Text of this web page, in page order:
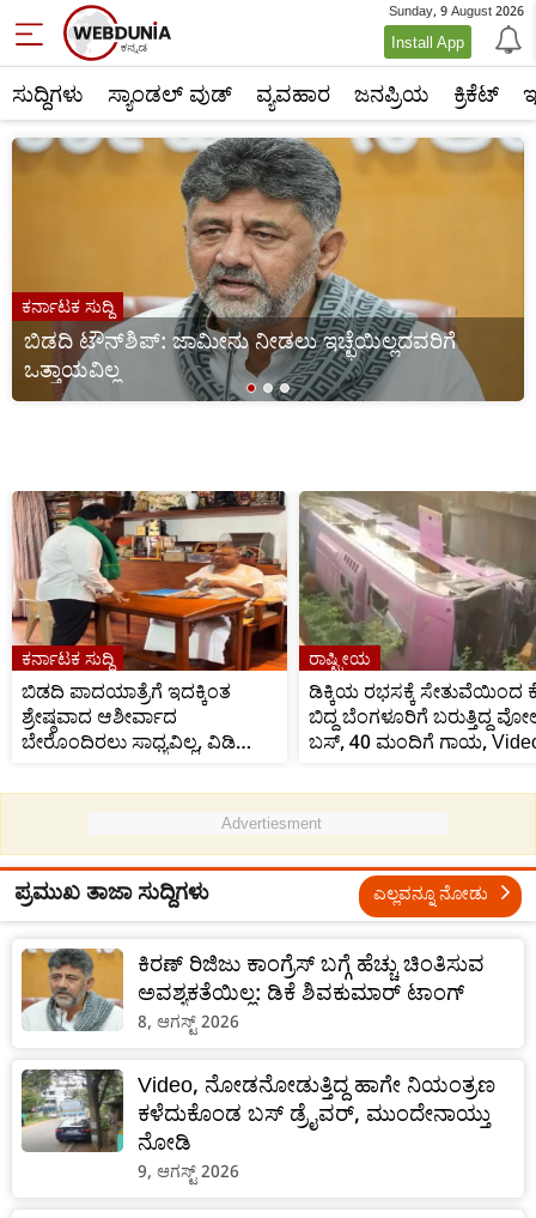
Hindi
News
Sunday, 9 August 2026
Install App
ಸುದ್ದಿಗಳು ಸ್ಯಾಂಡಲ್ ವುಡ್ ವ್ಯವಹಾರ ಜನಪ್ರಿಯ ಕ್ರಿಕೆಟ್‌
ಕರ್ನಾಟಕ ಸುದ್ದಿ
ಬಿಡದಿ ಟೌನ್‌ಶಿಪ್‌: ಜಾಮೀನು ನೀಡಲು ಇಚ್ಛೆಯಿಲ್ಲದವರಿಗೆ
ಒತ್ತಾಯವಿಲ್ಲ
1 2 3
ಕರ್ನಾಟಕ ಸುದ್ದಿ
ಬಿಡದಿ ಪಾದಯಾತ್ರೆಗೆ ಇದಕ್ಕಿಂತ
ಶ್ರೇಷ್ಠವಾದ ಆಶೀರ್ವಾದ
ಬೇರೊಂದಿರಲು ಸಾಧ್ಯವಿಲ್ಲ, ವಿಡಿಯೋ
ರಾಷ್ಟ್ರೀಯ
ಡಿಕ್ಕಿಯ ರಭಸಕ್ಕೆ ಸೇತುವೆಯಿಂದ
ಬಿದ್ದ ಬೆಂಗಳೂರಿಗೆ ಬರುತ್ತಿದ್ದ
ಬಸ್‌, 40 ಮಂದಿಗೆ ಗಾಯ,
Advertiesment
ಪ್ರಮುಖ ತಾಜಾ ಸುದ್ದಿಗಳು ಎಲ್ಲವನ್ನೂ ನೋಡು
ಕಿರಣ್ ರಿಜಿಜು ಕಾಂಗ್ರೆಸ್‌ ಬಗ್ಗೆ ಹೆಚ್ಚು ಚಿಂತಿಸುವ
ಅವಶ್ಯಕತೆಯಿಲ್ಲ: ಡಿಕೆ ಶಿವಕುಮಾರ್‌ ಟಾಂಗ್
8, ಆಗಸ್ಟ್ 2026
Video, ನೋಡನೋಡುತ್ತಿದ್ದ ಹಾಗೇ ನಿಯಂತ್ರಣ
ಕಳೆದುಕೊಂಡ ಬಸ್ ಡ್ರೈವರ್‌, ಮುಂದೇನಾಯ್ತು
ನೋಡಿ
9, ಆಗಸ್ಟ್ 2026